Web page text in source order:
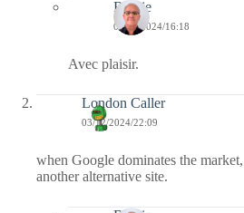
Bernie
04/12/2024/16:18
Avec plaisir.
London Caller
03/12/2024/22:09
when Google dominates the
another alternative site.